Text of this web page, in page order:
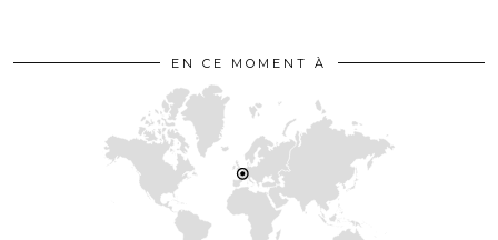
EN CE MOMENT À